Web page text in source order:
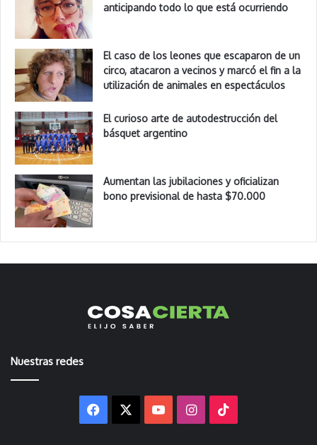
anticipando todo lo que está ocurriendo
El caso de los leones que escaparon de un
circo, atacaron a vecinos y marcó el fin a la
utilización de animales en espectáculos
El curioso arte de autodestrucción del
básquet argentino
Aumentan las jubilaciones y oficializan
bono previsional de hasta $70.000
Nuestras redes
Facebook YouTubeInstagram